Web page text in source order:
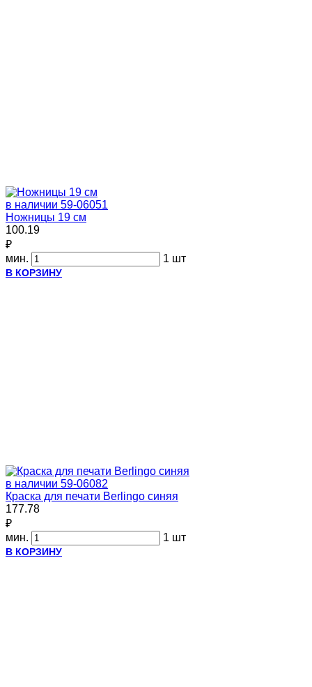
в наличии 59-06051
Ножницы 19 см
100.19
₽
мин.
1 шт
В КОРЗИНУ
в наличии 59-06082
Краска для печати Berlingo синяя
177.78
₽
мин.
1 шт
В КОРЗИНУ